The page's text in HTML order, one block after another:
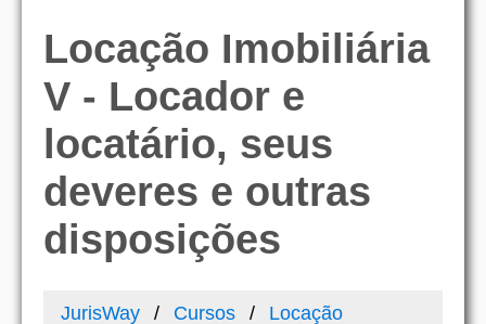
Locação Imobiliária
V - Locador e
locatário, seus
deveres e outras
disposições
JurisWay Cursos Locação